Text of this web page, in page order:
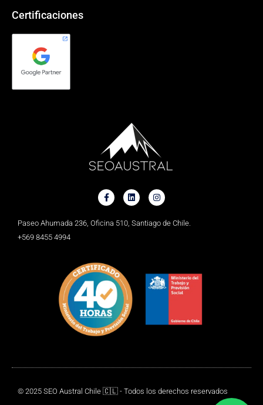
Certificaciones
Paseo Ahumada 236, Oficina 510, Santiago de Chile.
+569 8455 4994
© 2025 SEO Austral Chile 🇨🇱 - Todos los derechos reservados